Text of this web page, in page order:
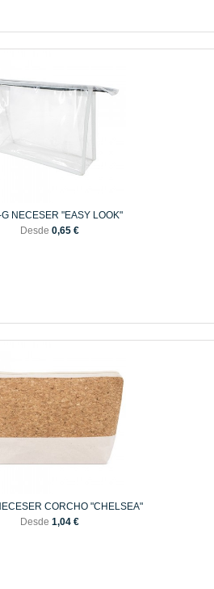
NECESER "EASY LOOK"
Desde 0,65 €
CORCHO "CHELSEA"
Desde 1,04 €